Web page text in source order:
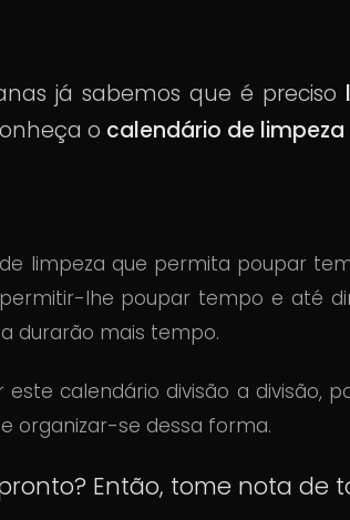
já sabemos que é preciso
o calendário de limpeza
limpeza que permita poupar
lhe poupar tempo e até
durarão mais tempo.
calendário divisão a divisão,
organizar-se dessa forma.
Então, tome nota de